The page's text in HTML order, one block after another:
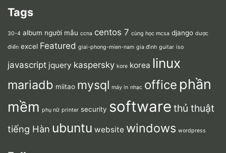
Tags
30-4 album người mẫu ccna centos 7 cùng học mcsa django dược
điển excel Featured giai-phong-mien-nam gia đình guitar iso
javascript jquery kaspersky kore korea linux
mariadb miitao mysql máy in nhạc office phần
mềm phụ nữ printer security software thủ thuật
tiếng Hàn ubuntu website windows wordpress